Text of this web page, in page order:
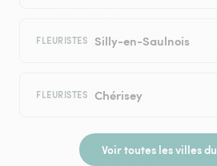
FLEURISTES Silly-en-Saulnois
FLEURISTES Chérisey
Voir toutes les villes